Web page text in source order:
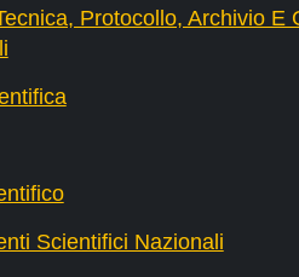
Protocollo, Archivio E
Scientifici Nazionali